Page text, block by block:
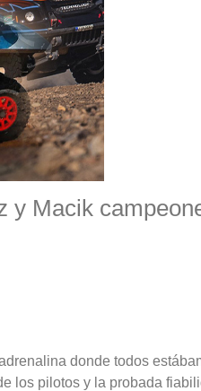
y Macik
donde todos
los pilotos y la probada